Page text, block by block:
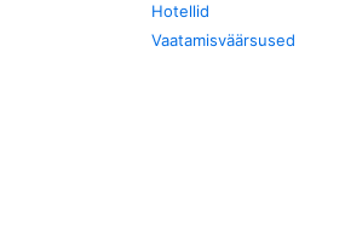
Hotellid
Vaatamisväärsused